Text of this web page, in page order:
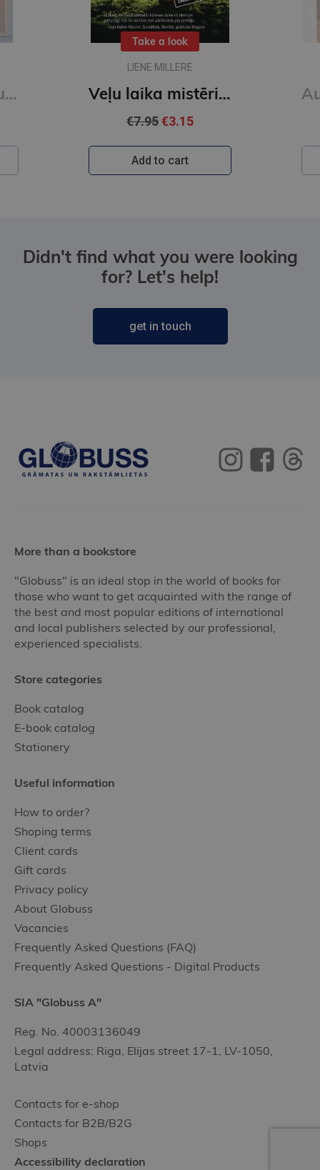
Veļu laika mistērija. Vakara romāns
Take a look
ŠARLĪNA HARISA
Auroras Tīgārdenas mistērijas. Trīs istabas un līķis
€9.50€3.15
Add to cart
Didn't find what you were looking
for? Let's help!
get in touch
More than a bookstore
"Globuss" is an ideal stop in the world of books for
those who want to get acquainted with the range of
the best and most popular editions of international
and local publishers selected by our professional,
experienced specialists.
Store categories
Book catalog
E-book catalog
Stationery
Useful information
How to order?
Shoping terms
Client cards
Gift cards
Privacy policy
About Globuss
Vacancies
Frequently Asked Questions (FAQ)
Frequently Asked Questions - Digital Products
SIA "Globuss A"
Reg. No. 40003136049
Legal address: Riga, Elijas street 17-1, LV-1050,
Latvia
Contacts for e-shop
Contacts for B2B/B2G
Shops
Accessibility declaration